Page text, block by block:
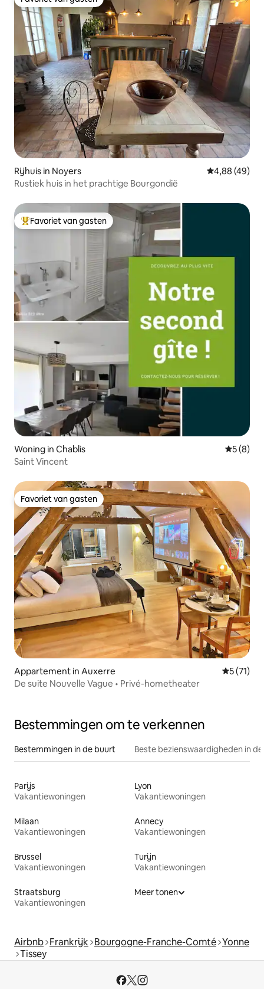
Favoriet van gasten
Rijhuis in Noyers Gemiddelde
4,88 (49)
Rustiek huis in het prachtige Bourgondië
Topfavoriet van gasten
Favoriet van gasten
Woning in Chablis
5 (8)
Saint Vincent
Favoriet van gasten
Favoriet van gasten
Appartement in Auxerre
5 (71)
De suite Nouvelle Vague • Privé-hometheater
Bestemmingen om te verkennen
Bestemmingen in de buurt Beste bezienswaardigheden in
Parijs
Vakantiewoningen
Lyon
Vakantiewoningen
Milaan
Vakantiewoningen
Annecy
Vakantiewoningen
Brussel
Vakantiewoningen
Turijn
Vakantiewoningen
Straatsburg
Vakantiewoningen
Meer tonen
Airbnb Frankrijk Bourgogne-Franche-Comté Yonne
Tissey